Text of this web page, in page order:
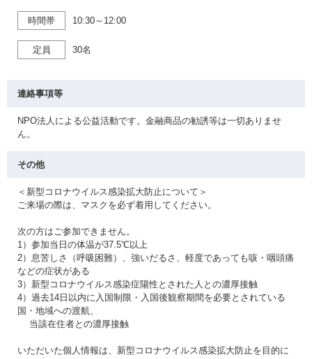
時間帯 10:30～12:00
定員 30名
連絡事項等
NPO法人による公益活動です。金融商品の勧誘等は一切ありませ
ん。
その他
＜新型コロナウイルス感染拡大防止について＞
ご来場の際は、マスクを必ず着用してください。
次の方はご参加できません。
1）参加当日の体温が37.5℃以上
2）息苦しさ（呼吸困難）、強いだるさ、軽度であっても咳・咽頭痛
などの症状がある
3）新型コロナウイルス感染症陽性とされた人との濃厚接触
4）過去14日以内に入国制限・入国後観察期間を必要とされている
国・地域への渡航、
当該在住者との濃厚接触
いただいた個人情報は、新型コロナウイルス感染拡大防止を目的に